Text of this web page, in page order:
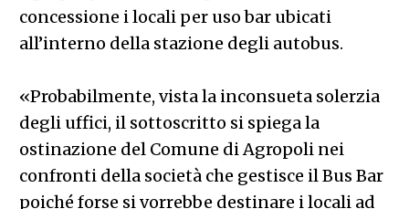
concessione i locali per uso bar ubicati
all’interno della stazione degli autobus.
«Probabilmente, vista la inconsueta solerzia
degli uffici, il sottoscritto si spiega la
ostinazione del Comune di Agropoli nei
confronti della società che gestisce il Bus Bar
poiché forse si vorrebbe destinare i locali ad